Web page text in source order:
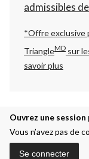
admissibles
*Offre exclusive
TriangleMD sur
savoir plus
Ouvrez une
Vous n’avez pas de
Se connecter